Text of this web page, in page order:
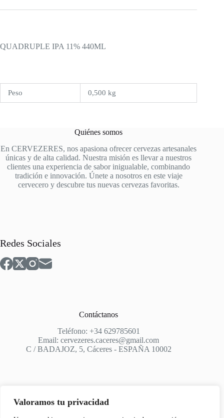
Valoramos tu privacidad
QUADRUPLE IPA 11% 440ML
Peso 0,500 kg
Quiénes somos
En CERVEZERES, nos apasiona ofrecer cervezas artesanales
únicas y de alta calidad. Nuestra misión es llevar a nuestros
clientes una experiencia de sabor inigualable, combinando
tradición e innovación. Únete a nosotros en este viaje
cervecero y descubre tus nuevas cervezas favoritas.
Redes Sociales
Contáctanos
Teléfono: +34 629785601
Email: cervezeres.caceres@gmail.com
C / BADAJOZ, 5, Cáceres - ESPAÑA 10002
Apoyo